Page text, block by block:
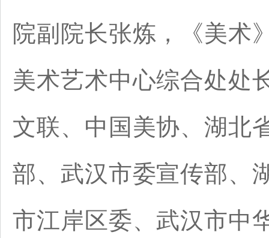
院副院长张炼，《美术
美术艺术中心综合处处
文联、中国美协、湖北
部、武汉市委宣传部、
市江岸区委、武汉市中